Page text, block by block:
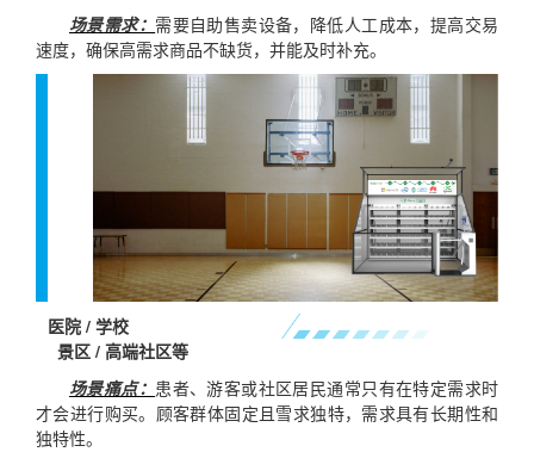
场景需求： 需要自助售卖设备，降低人工成本，提高交易
速度，确保高需求商品不缺货，并能及时补充。
医院 / 学校
景区 / 高端社区等
场景痛点： 患者、游客或社区居民通常只有在特定需求时
才会进行购买。顾客群体固定且雪求独特，需求具有长期性和
独特性。